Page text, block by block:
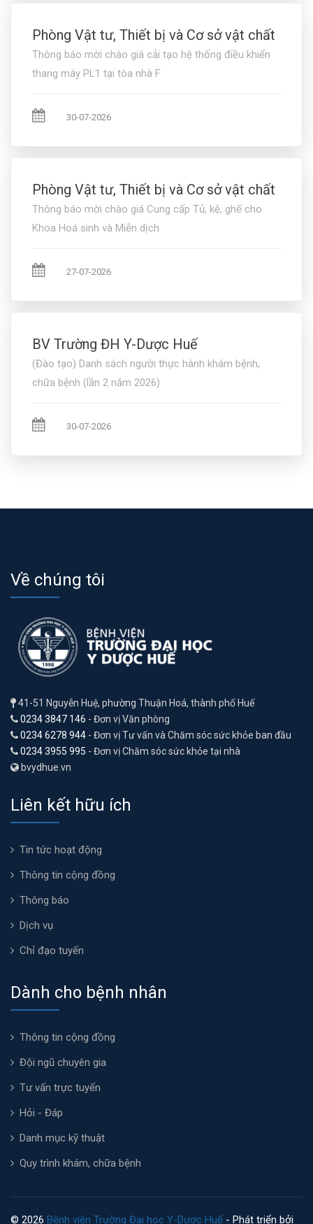
Phòng Vật tư, Thiết bị và Cơ sở vật chất
Thông báo mời chào giá cải tạo hệ thống điều khiển
thang máy PL1 tại tòa nhà F
30-07-2026
Phòng Vật tư, Thiết bị và Cơ sở vật chất
Thông báo mời chào giá Cung cấp Tủ, kệ, ghế cho
Khoa Hoá sinh và Miễn dịch
27-07-2026
BV Trường ĐH Y-Dược Huế
(Đào tạo) Danh sách người thực hành khám bệnh,
chữa bệnh (lần 2 năm 2026)
30-07-2026
Về chúng tôi
41-51 Nguyễn Huệ, phường Thuận Hoá, thành phố Huế
0234 3847 146 - Đơn vị Văn phòng
0234 6278 944 - Đơn vị Tư vấn và Chăm sóc sức khỏe ban đầu
0234 3955 995 - Đơn vị Chăm sóc sức khỏe tại nhà
bvydhue.vn
Liên kết hữu ích
Tin tức hoạt động
Thông tin cộng đồng
Thông báo
Dịch vụ
Chỉ đạo tuyến
Dành cho bệnh nhân
Thông tin cộng đồng
Đội ngũ chuyên gia
Tư vấn trực tuyến
Hỏi - Đáp
Danh mục kỹ thuật
Quy trình khám, chữa bệnh
© 2026 Bệnh viện Trường Đại học Y-Dược Huế - Phát triển bởi